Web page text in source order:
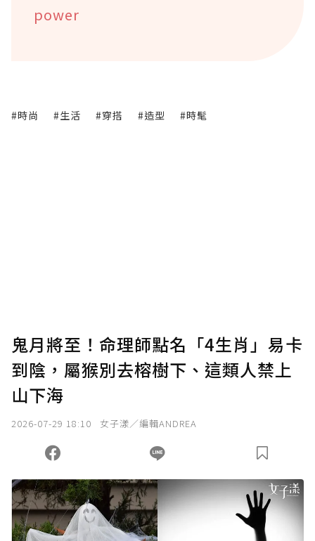
power
#時尚 #生活 #穿搭 #造型 #時髦
鬼月將至！命理師點名「4生肖」易卡
到陰，屬猴別去榕樹下、這類人禁上
山下海
2026-07-29 18:10 女子漾／編輯ANDREA